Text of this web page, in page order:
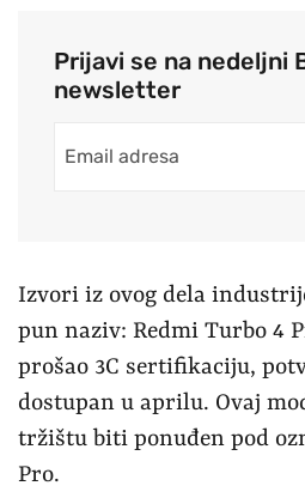
Prijavi se na nedeljni
newsletter
Izvori iz ovog dela
pun naziv: Redmi Turbo 4
prošao 3C sertifikaciju,
dostupan u aprilu. Ovaj
tržištu biti ponuđen pod
Pro.